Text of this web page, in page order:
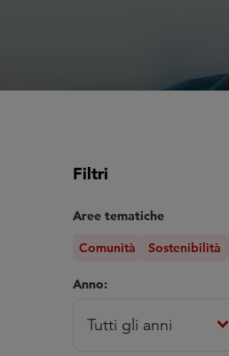
Filtri
Aree tematiche
Comunità
Sostenibilità
Anno:
Tutti gli anni expand_more